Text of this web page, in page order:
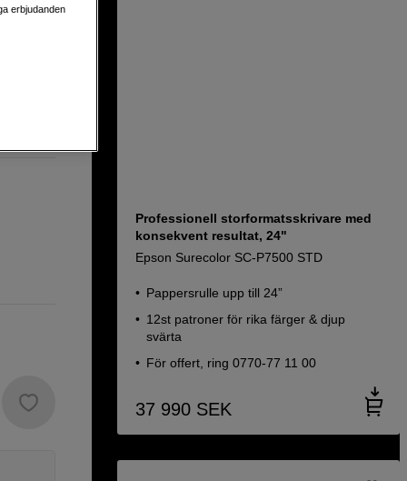
Professionell storformatsskrivare med
konsekvent resultat, 24"
Epson Surecolor SC-P7500 STD
Pappersrulle upp till 24”
12st patroner för rika färger & djup
svärta
För offert, ring 0770-77 11 00
37 990 SEK
erbjudanden